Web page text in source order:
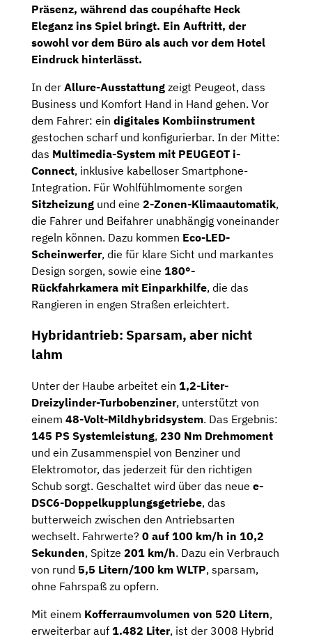
Präsenz, während das coupéhafte Heck
Eleganz ins Spiel bringt. Ein Auftritt, der
sowohl vor dem Büro als auch vor dem Hotel
Eindruck hinterlässt.
In der Allure-Ausstattung zeigt Peugeot, dass
Business und Komfort Hand in Hand gehen. Vor
dem Fahrer: ein digitales Kombiinstrument
gestochen scharf und konfigurierbar. In der Mitte:
das Multimedia-System mit PEUGEOT i-
Connect, inklusive kabelloser Smartphone-
Integration. Für Wohlfühlmomente sorgen
Sitzheizung und eine 2-Zonen-Klimaautomatik,
die Fahrer und Beifahrer unabhängig voneinander
regeln können. Dazu kommen Eco-LED-
Scheinwerfer, die für klare Sicht und markantes
Design sorgen, sowie eine 180°-
Rückfahrkamera mit Einparkhilfe, die das
Rangieren in engen Straßen erleichtert.
Hybridantrieb: Sparsam, aber nicht
lahm
Unter der Haube arbeitet ein 1,2-Liter-
Dreizylinder-Turbobenziner, unterstützt von
einem 48-Volt-Mildhybridsystem. Das Ergebnis:
145 PS Systemleistung, 230 Nm Drehmoment
und ein Zusammenspiel von Benziner und
Elektromotor, das jederzeit für den richtigen
Schub sorgt. Geschaltet wird über das neue e-
DSC6-Doppelkupplungsgetriebe, das
butterweich zwischen den Antriebsarten
wechselt. Fahrwerte? 0 auf 100 km/h in 10,2
Sekunden, Spitze 201 km/h. Dazu ein Verbrauch
von rund 5,5 Litern/100 km WLTP, sparsam,
ohne Fahrspaß zu opfern.
Mit einem Kofferraumvolumen von 520 Litern,
erweiterbar auf 1.482 Liter, ist der 3008 Hybrid